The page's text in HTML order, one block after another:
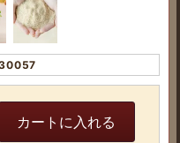
カートに入れる